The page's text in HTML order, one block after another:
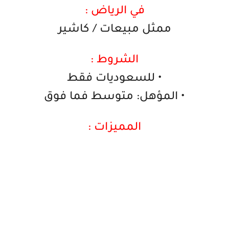
في الرياض :
ممثل مبيعات / كاشير
الشروط :
• للسعوديات فقط
• المؤهل: متوسط فما فوق
المميزات :